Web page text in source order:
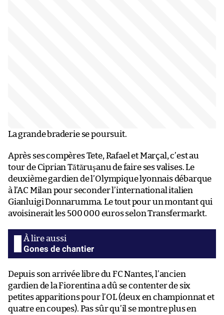
La grande braderie se poursuit.
Après ses compères Tete, Rafael et Marçal, c’est au
tour de Ciprian Tătăruşanu de faire ses valises. Le
deuxième gardien de l’Olympique lyonnais débarque
à l’AC Milan pour seconder l’international italien
Gianluigi Donnarumma. Le tout pour un montant qui
avoisinerait les 500 000 euros selon Transfermarkt.
Gones de chantier
Depuis son arrivée libre du FC Nantes, l’ancien
gardien de la Fiorentina a dû se contenter de six
petites apparitions pour l’OL (deux en championnat et
quatre en coupes). Pas sûr qu’il se montre plus en